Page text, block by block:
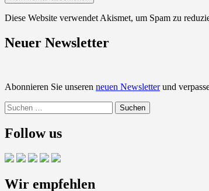
Diese Website verwendet Akismet, um Spam zu
Neuer Newsletter
Abonnieren Sie unseren neuen Newsletterund
Suchen
nach:
Follow us
Wir empfehlen